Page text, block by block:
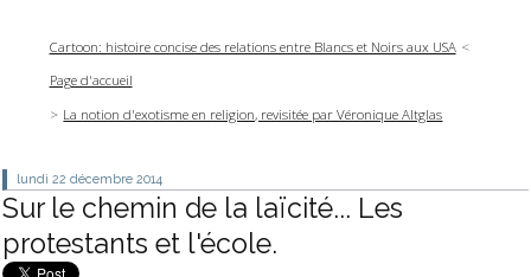
Cartoon: histoire concise des relations entre Blancs et Noirs aux USA
Page d'accueil
La notion d'exotisme en religion, revisitée par Véronique Altglas
lundi 22 décembre 2014
Sur le chemin de la laïcité... Les
protestants et l'école.